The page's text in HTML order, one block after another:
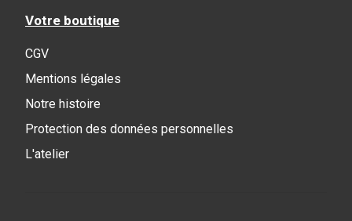
Votre boutique
CGV
Mentions légales
Notre histoire
Protection des données personnelles
L'atelier